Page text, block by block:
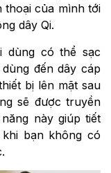
thoại của mình tới
dây Qi.
dùng có thể sạc
đến dây cáp
bị lên mặt sau
sẽ được truyền
này giúp tiết
bạn không có